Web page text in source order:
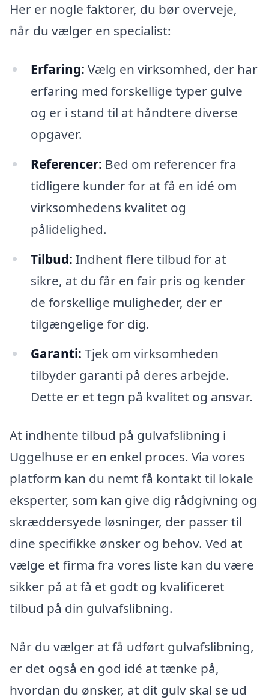
Her er nogle faktorer, du bør overveje,
når du vælger en specialist:
Erfaring: Vælg en virksomhed, der har
erfaring med forskellige typer gulve
og er i stand til at håndtere diverse
opgaver.
Referencer: Bed om referencer fra
tidligere kunder for at få en idé om
virksomhedens kvalitet og
pålidelighed.
Tilbud: Indhent flere tilbud for at
sikre, at du får en fair pris og kender
de forskellige muligheder, der er
tilgængelige for dig.
Garanti: Tjek om virksomheden
tilbyder garanti på deres arbejde.
Dette er et tegn på kvalitet og ansvar.
At indhente tilbud på gulvafslibning i
Uggelhuse er en enkel proces. Via vores
platform kan du nemt få kontakt til lokale
eksperter, som kan give dig rådgivning og
skræddersyede løsninger, der passer til
dine specifikke ønsker og behov. Ved at
vælge et firma fra vores liste kan du være
sikker på at få et godt og kvalificeret
tilbud på din gulvafslibning.
Når du vælger at få udført gulvafslibning,
er det også en god idé at tænke på,
hvordan du ønsker, at dit gulv skal se ud